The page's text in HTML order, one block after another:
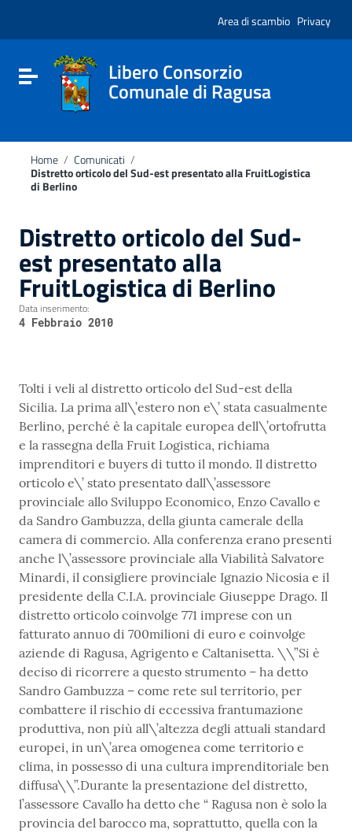
sito
include
Vai al footer
Area di scambio Privacy
Attiva / disattiva la navigazione
Libero Consorzio
Comunale di Ragusa
Home / Comunicati /
Distretto orticolo del Sud-est presentato alla FruitLogistica
di Berlino
Distretto orticolo del Sud-
est presentato alla
FruitLogistica di Berlino
Data inserimento:
4 Febbraio 2010
Tolti i veli al distretto orticolo del Sud-est della
Sicilia. La prima all\’estero non e\’ stata casualmente
Berlino, perché è la capitale europea dell\’ortofrutta
e la rassegna della Fruit Logistica, richiama
imprenditori e buyers di tutto il mondo. Il distretto
orticolo e\’ stato presentato dall\’assessore
provinciale allo Sviluppo Economico, Enzo Cavallo e
da Sandro Gambuzza, della giunta camerale della
camera di commercio. Alla conferenza erano presenti
anche l\’assessore provinciale alla Viabilità Salvatore
Minardi, il consigliere provinciale Ignazio Nicosia e il
presidente della C.I.A. provinciale Giuseppe Drago. Il
distretto orticolo coinvolge 771 imprese con un
fatturato annuo di 700milioni di euro e coinvolge
aziende di Ragusa, Agrigento e Caltanisetta. \\”Si è
deciso di ricorrere a questo strumento – ha detto
Sandro Gambuzza – come rete sul territorio, per
combattere il rischio di eccessiva frantumazione
produttiva, non più all\’altezza degli attuali standard
europei, in un\’area omogenea come territorio e
clima, in possesso di una cultura imprenditoriale ben
diffusa\\”.Durante la presentazione del distretto,
l’assessore Cavallo ha detto che “ Ragusa non è solo la
provincia del barocco ma, soprattutto, quella con la